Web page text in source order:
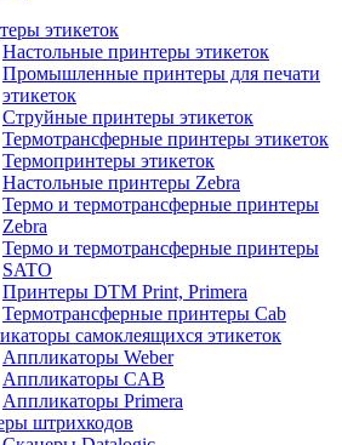
этикеток
Настольные принтеры этикеток
Промышленные принтеры для печати
этикеток
Струйные принтеры этикеток
Термотрансферные принтеры этикеток
Термопринтеры этикеток
Настольные принтеры Zebra
Термо и термотрансферные принтеры
Zebra
Термо и термотрансферные принтеры
SATO
Принтеры DTM Print, Primera
Термотрансферные принтеры Cab
самоклеящихся этикеток
Аппликаторы Weber
Аппликаторы CAB
Аппликаторы Primera
штрихкодов